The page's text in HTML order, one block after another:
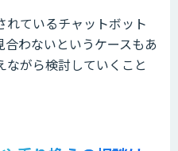
れているチャットボット
わないというケースもあ
ながら検討していくこと